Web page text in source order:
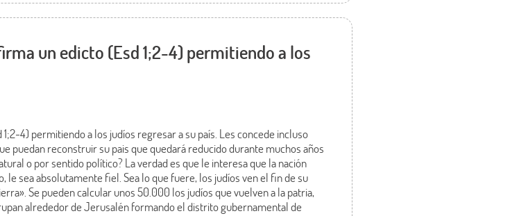
un edicto (Esd 1;2-4) permitiendo a los
4) permitiendo a los judíos regresar a su país. Les concede incluso
puedan reconstruir su pais que quedará reducido durante muchos años
o por sentido político? La verdad es que le interesa que la nación
le sea absolutamente fiel. Sea lo que fuere, los judíos ven el fin de su
Se pueden calcular unos 50.000 los judíos que vuelven a la patria,
alrededor de Jerusalén formando el distrito gubernamental de